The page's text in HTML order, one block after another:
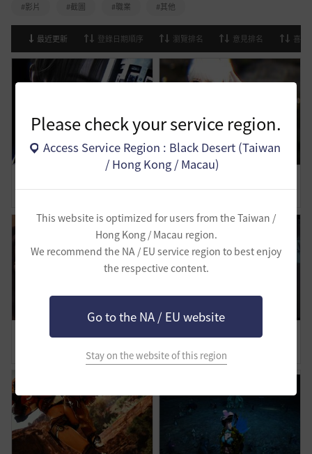
Please check your service region.
Access Service Region : Black Desert (Taiwan
/ Hong Kong / Macau)
This website is optimized for users from the Taiwan /
Hong Kong / Macau region.
We recommend the NA / EU service region to best enjoy
the respective content.
Go to the NA / EU website
Stay on the website of this region
#影片
#截圖 #職業 #其他
最近更新 登錄日期順序 瀏覽排名 意見排名 喜歡
歸屬 The place to be ◆純攝影◇ 𝕊𝕦𝕞𝕞𝕖𝕣𝕥𝕚𝕞𝕖
3 1